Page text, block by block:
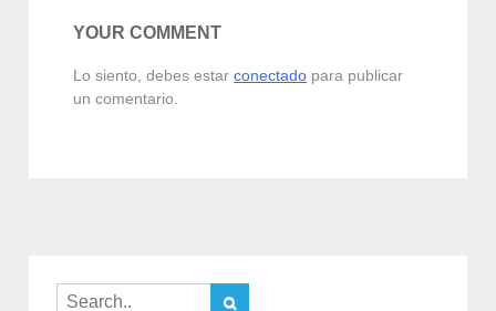
YOUR COMMENT
Lo siento, debes estarconectado para publicar
un comentario.